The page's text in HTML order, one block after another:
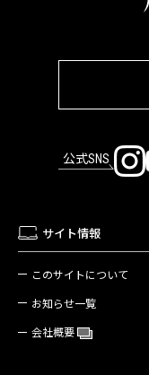
公式SNS
サイト情報
このサイトについて
お知らせ一覧
会社概要